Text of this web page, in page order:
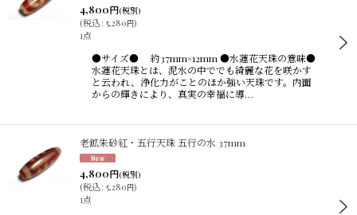
4,800円(税別)
(税込: 5,280円)
1点
●サイズ● 約37mm×12mm ●水蓮花天珠の意味●
水蓮花天珠とは、泥水の中ででも綺麗な花を咲かす
と云われ、浄化力がことのほか強い天珠です。内面
からの輝きにより、真実の幸福に導…
老鉱朱砂紅・五行天珠 五行の水 37mm
4,800円(税別)
(税込: 5,280円)
1点